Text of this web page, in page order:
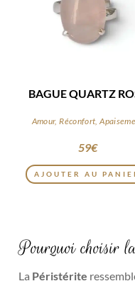
BAGUE QUARTZ
Amour, Réconfort,
59€
AJOUTER AU
Pourquoi choisir
La Péristérite